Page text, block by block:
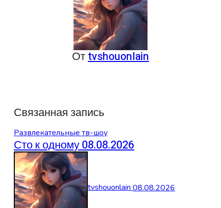
Отtvshouonlain
Связанная запись
Развлекательные тв-шоу
Сто к одному 08.08.2026
tvshouonlain08.08.2026